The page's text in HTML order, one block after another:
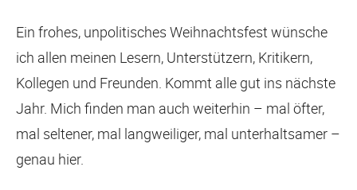
Ein frohes, unpolitisches Weihnachtsfest wünsche
ich allen meinen Lesern, Unterstützern, Kritikern,
Kollegen und Freunden. Kommt alle gut ins nächste
Jahr. Mich finden man auch weiterhin – mal öfter,
mal seltener, mal langweiliger, mal unterhaltsamer –
genau hier.